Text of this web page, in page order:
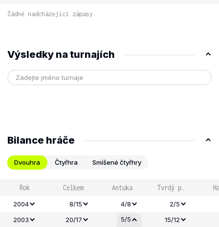
Žádné nadcházející zápasy.
Výsledky na turnajích
Bilance hráče
Dvouhra Čtyřhra Smíšené čtyřhry
Rok Celkem Antuka Tvrdý p.
2004 8/15 4/8 2/5
2003
20/17 5/5 15/12